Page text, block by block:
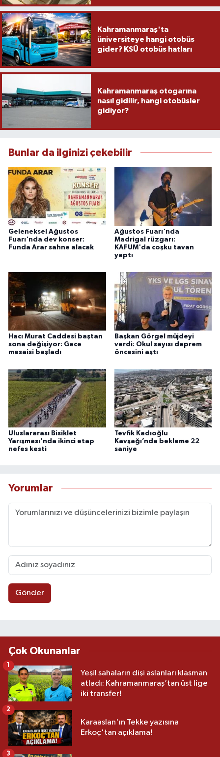
Kahramanmaraş'ta
üniversiteye hangi otobüs
gider? KSÜ otobüs hatları
Kahramanmaraş otogarına
nasıl gidilir, hangi otobüsler
gidiyor?
Bunlar da ilginizi çekebilir
Geleneksel Ağustos
Fuarı'nda dev konser:
Funda Arar sahne alacak
Ağustos Fuarı'nda
Madrigal rüzgarı:
KAFUM'da coşku tavan
yaptı
Hacı Murat Caddesi baştan
sona değişiyor: Gece
mesaisi başladı
Başkan Görgel müjdeyi
verdi: Okul sayısı deprem
öncesini aştı
Uluslararası Bisiklet
Yarışması'nda ikinci etap
nefes kesti
Tevfik Kadıoğlu
Kavşağı’nda bekleme 22
saniye
Yorumlar
Gönder
Çok Okunanlar
Yeşil sahaların dişi aslanları klasman
atladı: Kahramanmaraş’tan üst lige
iki transfer!
1
Karaaslan'ın Tekke yazısına
Erkoç'tan açıklama!
2
3